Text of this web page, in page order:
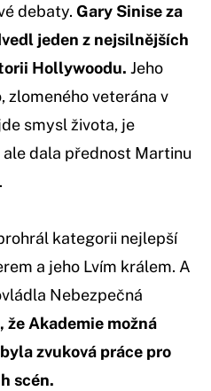
debaty. Gary Sinise za
jeden z nejsilnějších
Hollywoodu. Jeho
zlomeného veterána v
smysl života, je
dala přednost Martinu
kategorii nejlepší
a jeho Lvím králem. A
Nebezpečná
že Akademie možná
zvuková práce pro
scén.